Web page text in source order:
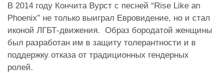
В 2014 году Кончита Вурст с песней “Rise Like an
Phoenix” не только выиграл Евровидение, но и стал
иконой ЛГБТ-движения. Образ бородатой женщины
был разработан им в защиту толерантности и в
поддержку отказа от традиционных гендерных
ролей.